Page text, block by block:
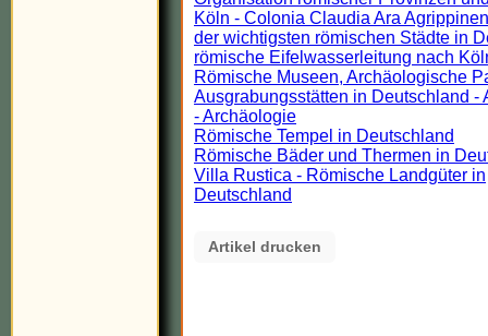
Köln - Colonia Claudia Ara
der wichtigsten römischen Städte in
römische Eifelwasserleitung nach
Römische Museen, Archäologische
Ausgrabungsstätten in Deutschland -
- Archäologie
Römische Tempel in Deutschland
Römische Bäder und Thermen in
Villa Rustica - Römische Landgüter in
Deutschland
Artikel drucken